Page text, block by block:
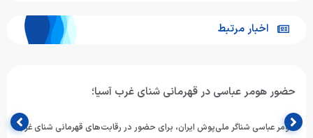
اخبار مرتبط
حضور هومر عباسی در قهرمانی شنای غرب آسیا؛
هومر عباسی شناگر ملی‌پوش ایران، برای حضور در رقابت‌های قهرمانی شنای غرب